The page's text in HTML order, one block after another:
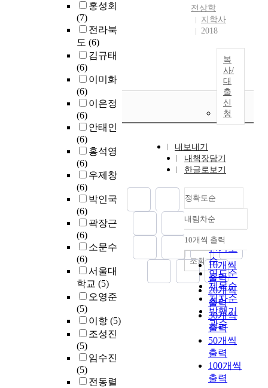
홍성회
(7)
전라북
도 (6)
김규태
(6)
이미화
(6)
이은정
(6)
안태인
(6)
홍석영
(6)
우제창
(6)
박인국
(6)
곽장근
(6)
소문수
(6)
서울대
학교 (5)
오영준
(5)
이항 (5)
조성진
(5)
임수진
(5)
전동렬
전상학
지학사
2018
복
사/
대
출
신
청
내보내기
내책장담기
한글로보기
정확도순
정확도
순
인기도
순
연도순
제목순
저자순
발행기
관순
내림차순
내림차순
10개씩 출력
10개씩
출력
20개씩
출력
30개씩
출력
50개씩
출력
100개씩
출력
조회